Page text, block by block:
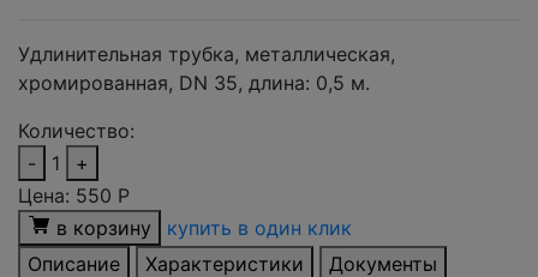
Удлинительная трубка, металлическая,
хромированная, DN 35, длина: 0,5 м.
Количество:
-
1
+
Цена: 550 Р
в корзину
купить в один клик
Описание
Характеристики
Документы